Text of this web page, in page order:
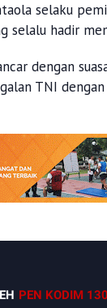
selaku
selalu hadir
dengan
TNI
PEN KODIM